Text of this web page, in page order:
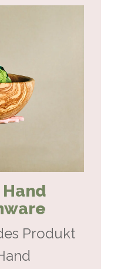
Produkt